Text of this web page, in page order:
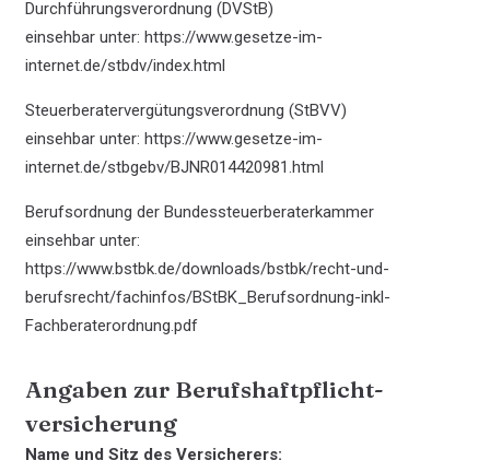
Durch­führungs­verordnung (DVStB)
einsehbar unter: https://www.gesetze-im-
internet.de/stbdv/index.html
Steuer­berater­vergütungs­verordnung (StBVV)
einsehbar unter: https://www.gesetze-im-
internet.de/stbgebv/BJNR014420981.html
Berufsordnung der Bundessteuerberaterkammer
einsehbar unter:
https://www.bstbk.de/downloads/bstbk/recht-und-
berufsrecht/fachinfos/BStBK_Berufsordnung-inkl-
Fachberaterordnung.pdf
Angaben zur Berufs­haftpflicht­
versicherung
Name und Sitz des Versicherers: